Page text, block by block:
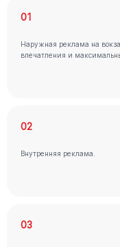
01
Наружная реклама на
впечатления и
02
Внутренняя реклама.
03